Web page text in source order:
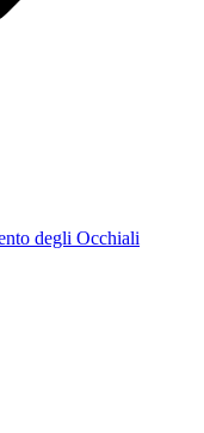
degli Occhiali